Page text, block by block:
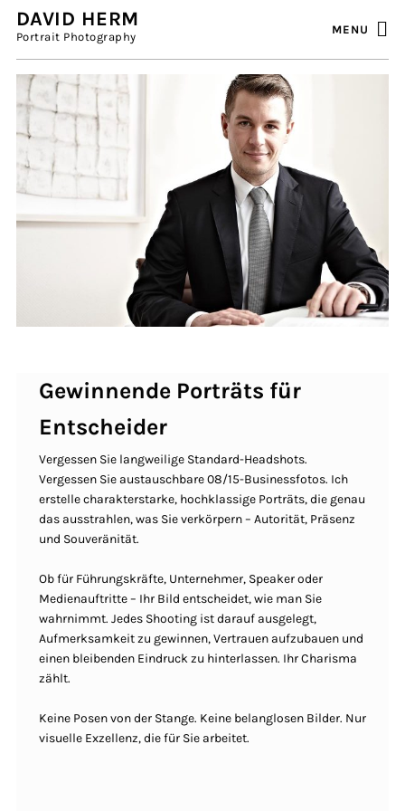
DAVID HERM
Portrait Photography
MENU
Gewinnende Porträts für
Entscheider
Vergessen Sie langweilige Standard-Headshots.
Vergessen Sie austauschbare 08/15-Businessfotos. Ich
erstelle charakterstarke, hochklassige Porträts, die genau
das ausstrahlen, was Sie verkörpern – Autorität, Präsenz
und Souveränität.
Ob für Führungskräfte, Unternehmer, Speaker oder
Medienauftritte – Ihr Bild entscheidet, wie man Sie
wahrnimmt. Jedes Shooting ist darauf ausgelegt,
Aufmerksamkeit zu gewinnen, Vertrauen aufzubauen und
einen bleibenden Eindruck zu hinterlassen. Ihr Charisma
zählt.
Keine Posen von der Stange. Keine belanglosen Bilder. Nur
visuelle Exzellenz, die für Sie arbeitet.